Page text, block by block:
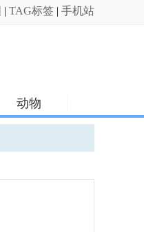
| TAG标签 | 手机站
动物